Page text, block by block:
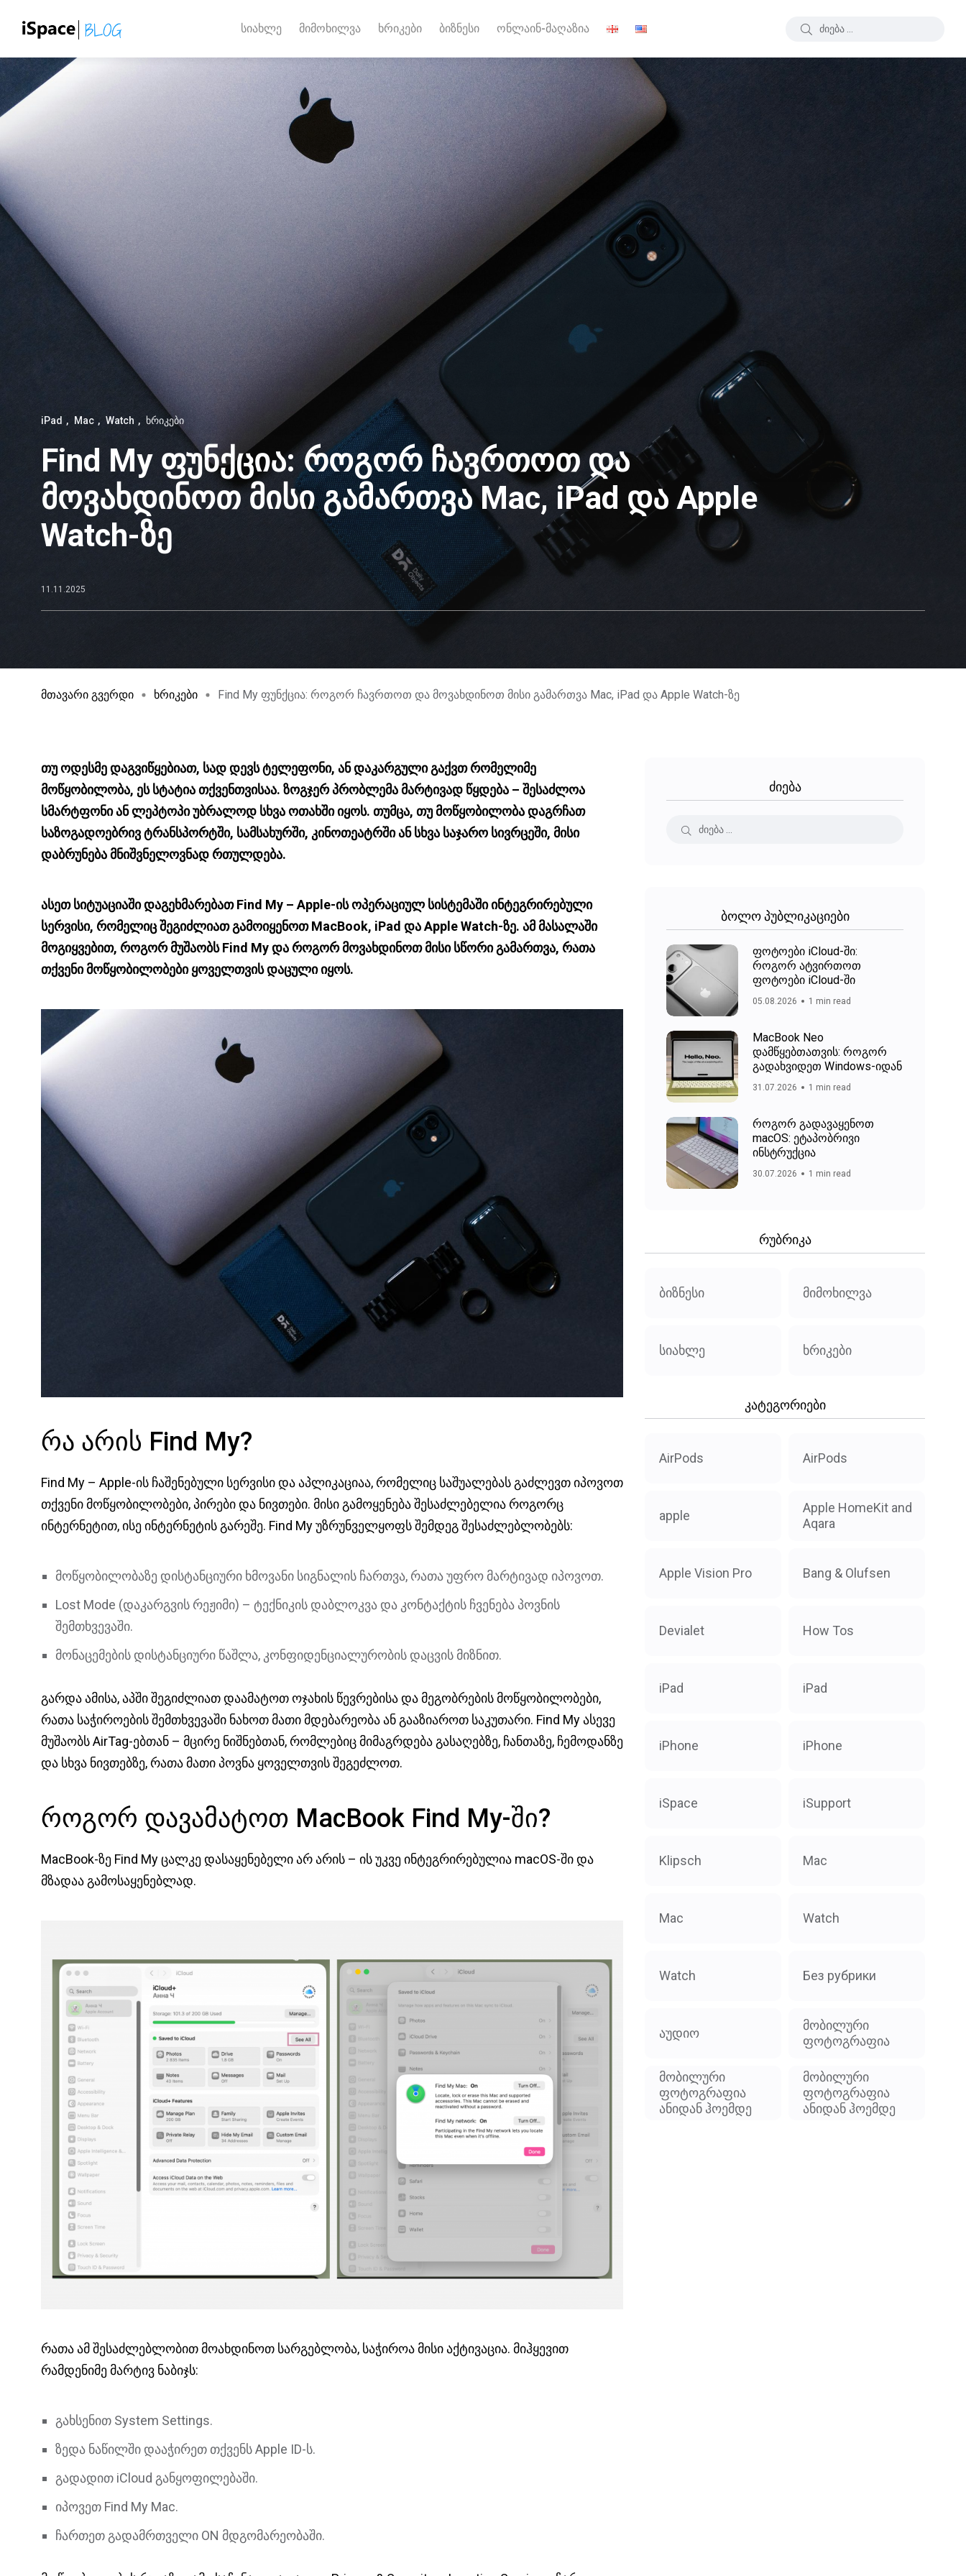
სიახლე მიმოხილვა ხრიკები ბიზნესი ონლაინ-მაღაზია
iPad Mac Watch ხრიკები
Find My ფუნქცია: როგორ ჩავრთოთ და
მოვახდინოთ მისი გამართვა Mac, iPad და Apple
Watch-ზე
11.11.2025
მთავარი გვერდი ხრიკები Find My ფუნქცია: როგორ ჩავრთოთ და მოვახდინოთ მისი გამართვა Mac, iPad და Apple Watch-ზე
თუ ოდესმე დაგვიწყებიათ, სად დევს ტელეფონი, ან დაკარგული გაქვთ რომელიმე
მოწყობილობა, ეს სტატია თქვენთვისაა. ზოგჯერ პრობლემა მარტივად წყდება – შესაძლოა
სმარტფონი ან ლეპტოპი უბრალოდ სხვა ოთახში იყოს. თუმცა, თუ მოწყობილობა დაგრჩათ
საზოგადოებრივ ტრანსპორტში, სამსახურში, კინოთეატრში ან სხვა საჯარო სივრცეში, მისი
დაბრუნება მნიშვნელოვნად რთულდება.
ასეთ სიტუაციაში დაგეხმარებათ Find My – Apple-ის ოპერაციულ სისტემაში ინტეგრირებული
სერვისი, რომელიც შეგიძლიათ გამოიყენოთ MacBook, iPad და Apple Watch-ზე. ამ მასალაში
მოგიყვებით, როგორ მუშაობს Find My და როგორ მოვახდინოთ მისი სწორი გამართვა, რათა
თქვენი მოწყობილობები ყოველთვის დაცული იყოს.
რა არის Find My?
Find My – Apple-ის ჩაშენებული სერვისი და აპლიკაციაა, რომელიც საშუალებას გაძლევთ იპოვოთ
თქვენი მოწყობილობები, პირები და ნივთები. მისი გამოყენება შესაძლებელია როგორც
ინტერნეტით, ისე ინტერნეტის გარეშე. Find My უზრუნველყოფს შემდეგ შესაძლებლობებს:
მოწყობილობაზე დისტანციური ხმოვანი სიგნალის ჩართვა, რათა უფრო მარტივად იპოვოთ.
Lost Mode (დაკარგვის რეჟიმი) – ტექნიკის დაბლოკვა და კონტაქტის ჩვენება პოვნის
შემთხვევაში.
მონაცემების დისტანციური წაშლა, კონფიდენციალურობის დაცვის მიზნით.
გარდა ამისა, აპში შეგიძლიათ დაამატოთ ოჯახის წევრებისა და მეგობრების მოწყობილობები,
რათა საჭიროების შემთხვევაში ნახოთ მათი მდებარეობა ან გააზიაროთ საკუთარი. Find My ასევე
მუშაობს AirTag-ებთან – მცირე ნიშნებთან, რომლებიც მიმაგრდება გასაღებზე, ჩანთაზე, ჩემოდანზე
და სხვა ნივთებზე, რათა მათი პოვნა ყოველთვის შეგეძლოთ.
როგორ დავამატოთ MacBook Find My-ში?
MacBook-ზე Find My ცალკე დასაყენებელი არ არის – ის უკვე ინტეგრირებულია macOS-ში და
მზადაა გამოსაყენებლად.
რათა ამ შესაძლებლობით მოახდინოთ სარგებლობა, საჭიროა მისი აქტივაცია. მიჰყევით
რამდენიმე მარტივ ნაბიჯს:
გახსენით System Settings.
ზედა ნაწილში დააჭირეთ თქვენს Apple ID-ს.
გადადით iCloud განყოფილებაში.
იპოვეთ Find My Mac.
ჩართეთ გადამრთველი ON მდგომარეობაში.
ძიება
ბოლო პუბლიკაციები
ფოტოები iCloud-ში:
როგორ ატვირთოთ
ფოტოები iCloud-ში
05.08.2026 1 min read
MacBook Neo
დამწყებთათვის: როგორ
გადახვიდეთ Windows-იდან
31.07.2026 1 min read
როგორ გადავაყენოთ
macOS: ეტაპობრივი
ინსტრუქცია
30.07.2026 1 min read
რუბრიკა
ბიზნესი მიმოხილვა
სიახლე ხრიკები
კატეგორიები
AirPods AirPods
apple
Apple HomeKit and
Aqara
Apple Vision Pro Bang & Olufsen
Devialet How Tos
iPad iPad
iPhone iPhone
iSpace iSupport
Klipsch Mac
Mac Watch
Watch Без рубрики
აუდიო
მობილური
ფოტოგრაფია
მობილური
ფოტოგრაფია
ანიდან ჰოემდე
მობილური
ფოტოგრაფია
ანიდან ჰოემდე